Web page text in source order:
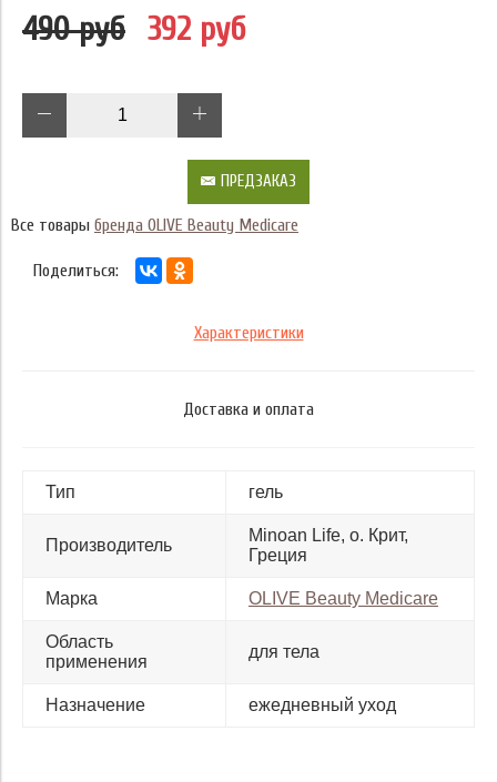
490 руб 392 руб
ПРЕДЗАКАЗ
Все товары бренда OLIVE Beauty Medicare
Поделиться:
Характеристики
Доставка и оплата
Тип гель
Производитель
Minoan Life, о. Крит,
Греция
Марка OLIVE Beauty Medicare
Область
применения
для тела
Назначение ежедневный уход